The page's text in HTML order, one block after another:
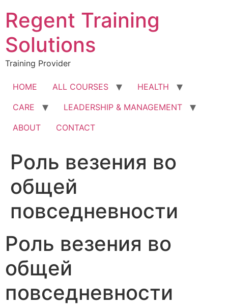
content
Regent Training
Solutions
Training Provider
HOME ALL COURSES
HEALTH
CARE
LEADERSHIP & MANAGEMENT
ABOUT
CONTACT
Роль везения во
общей
повседневности
Роль везения во
общей
повседневности